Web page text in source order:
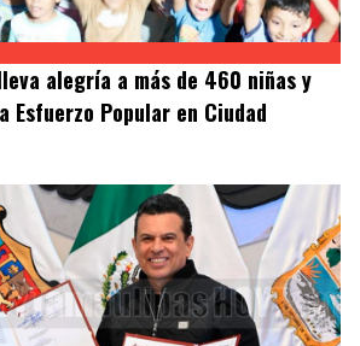
alegría a más de 460 niñas y
Esfuerzo Popular en Ciudad